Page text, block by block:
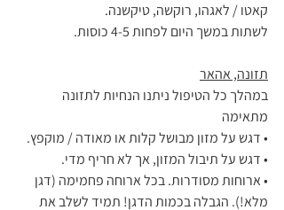
קאטו / לאגהו, רוקשה, טיקשנה.
לשתות במשך היום לפחות 4-5 כוסות.
תזונה, אהאר
במהלך כל הטיפול ניתנו הנחיות לתזונה
מתאימה
• דגש על מזון מבושל קלות או מאודה / מוקפץ.
• דגש על תיבול המזון, אך לא חריף מדי.
• ארוחות מסודרות. בכל ארוחה פחמימה (דגן
מלא!). הגבלה בכמות הדגן! תמיד לשלב את